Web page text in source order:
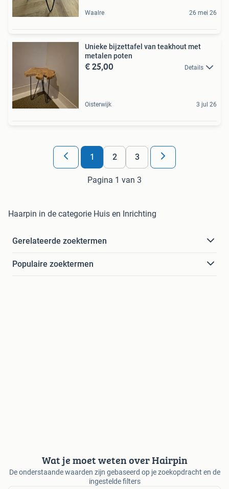
Waalre 26 mei 26
Unieke bijzettafel van teakhout met
metalen poten
€ 25,00 Details
Oisterwijk 3 jul 26
1 2 3
Pagina 1 van 3
Haarpin in de categorie Huis en Inrichting
Gerelateerde zoektermen
Populaire zoektermen
Wat je moet weten over Hairpin
De onderstaande waarden zijn gebaseerd op je zoekopdracht en de
ingestelde filters